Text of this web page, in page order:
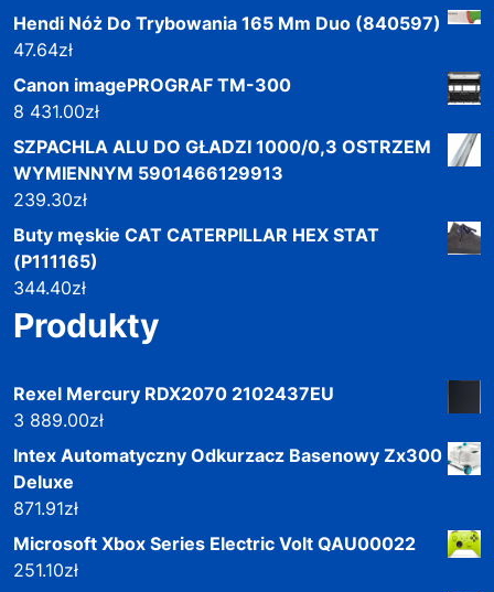
Hendi Nóż Do Trybowania 165 Mm Duo (840597)
47.64zł
Canon imagePROGRAF TM-300
8 431.00zł
SZPACHLA ALU DO GŁADZI 1000/0,3 OSTRZEM
WYMIENNYM 5901466129913
239.30zł
Buty męskie CAT CATERPILLAR HEX STAT
(P111165)
344.40zł
Produkty
Rexel Mercury RDX2070 2102437EU
3 889.00zł
Intex Automatyczny Odkurzacz Basenowy Zx300
Deluxe
871.91zł
Microsoft Xbox Series Electric Volt QAU00022
251.10zł